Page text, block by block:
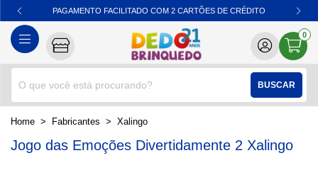
BUSCAR
0
PAGAMENTO FACILITADO COM 2 CARTÕES DE CRÉDITO
home Fabricantes xalingo
Jogo das Emoções Divertidamente 2 Xalingo